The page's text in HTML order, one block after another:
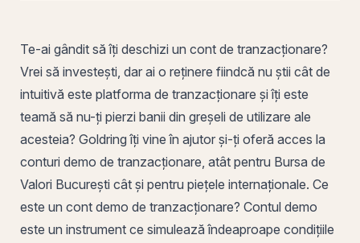
Te-ai gândit să îți deschizi un cont de tranzacționare?
Vrei să investești, dar ai o reținere fiindcă nu știi cât de
intuitivă este platforma de tranzacționare și îți este
teamă să nu-ți pierzi banii din greșeli de utilizare ale
acesteia? Goldring îți vine în ajutor și-ți oferă acces la
conturi demo de tranzacționare, atât pentru Bursa de
Valori București cât și pentru piețele internaționale. Ce
este un cont demo de tranzacționare? Contul demo
este un instrument ce simulează îndeaproape condițiile